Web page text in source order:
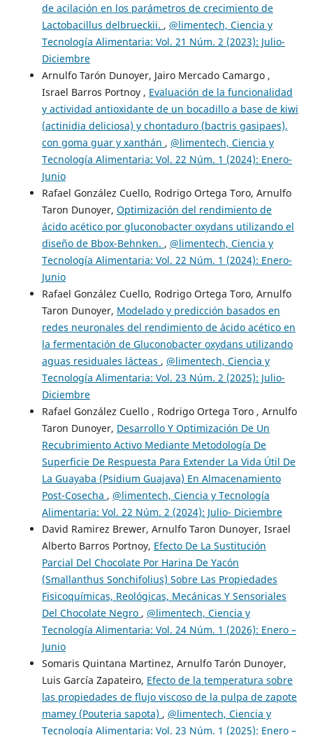
de acilación en los parámetros de crecimiento de
Lactobacillus delbrueckii. , @limentech, Ciencia y
Tecnología Alimentaria: Vol. 21 Núm. 2 (2023): Julio-
Diciembre
Arnulfo Tarón Dunoyer, Jairo Mercado Camargo ,
Israel Barros Portnoy , Evaluación de la funcionalidad
y actividad antioxidante de un bocadillo a base de kiwi
(actinidia deliciosa) y chontaduro (bactris gasipaes),
con goma guar y xanthán , @limentech, Ciencia y
Tecnología Alimentaria: Vol. 22 Núm. 1 (2024): Enero-
Junio
Rafael González Cuello, Rodrigo Ortega Toro, Arnulfo
Taron Dunoyer, Optimización del rendimiento de
ácido acético por gluconobacter oxydans utilizando el
diseño de Bbox-Behnken. , @limentech, Ciencia y
Tecnología Alimentaria: Vol. 22 Núm. 1 (2024): Enero-
Junio
Rafael González Cuello, Rodrigo Ortega Toro, Arnulfo
Taron Dunoyer, Modelado y predicción basados en
redes neuronales del rendimiento de ácido acético en
la fermentación de Gluconobacter oxydans utilizando
aguas residuales lácteas , @limentech, Ciencia y
Tecnología Alimentaria: Vol. 23 Núm. 2 (2025): Julio-
Diciembre
Rafael González Cuello , Rodrigo Ortega Toro , Arnulfo
Taron Dunoyer, Desarrollo Y Optimización De Un
Recubrimiento Activo Mediante Metodología De
Superficie De Respuesta Para Extender La Vida Útil De
La Guayaba (Psidium Guajava) En Almacenamiento
Post-Cosecha , @limentech, Ciencia y Tecnología
Alimentaria: Vol. 22 Núm. 2 (2024): Julio- Diciembre
David Ramirez Brewer, Arnulfo Taron Dunoyer, Israel
Alberto Barros Portnoy, Efecto De La Sustitución
Parcial Del Chocolate Por Harina De Yacón
(Smallanthus Sonchifolius) Sobre Las Propiedades
Fisicoquímicas, Reológicas, Mecánicas Y Sensoriales
Del Chocolate Negro , @limentech, Ciencia y
Tecnología Alimentaria: Vol. 24 Núm. 1 (2026): Enero –
Junio
Somaris Quintana Martinez, Arnulfo Tarón Dunoyer,
Luis García Zapateiro, Efecto de la temperatura sobre
las propiedades de flujo viscoso de la pulpa de zapote
mamey (Pouteria sapota) , @limentech, Ciencia y
Tecnología Alimentaria: Vol. 23 Núm. 1 (2025): Enero –